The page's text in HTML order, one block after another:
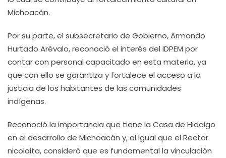
Michoacán.
Por su parte, el subsecretario de Gobierno, Armando
Hurtado Arévalo, reconoció el interés del IDPEM por
contar con personal capacitado en esta materia, ya
que con ello se garantiza y fortalece el acceso a la
justicia de los habitantes de las comunidades
indígenas.
Reconoció la importancia que tiene la Casa de Hidalgo
en el desarrollo de Michoacán y, al igual que el Rector
nicolaita, consideró que es fundamental la vinculación